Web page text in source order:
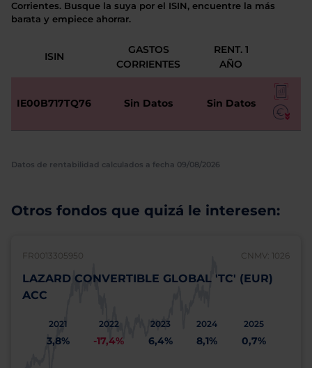
Corrientes. Busque la suya por el ISIN, encuentre la más
barata y empiece ahorrar.
ISIN
GASTOS
CORRIENTES
RENT. 1
AÑO
IE00B717TQ76 Sin Datos Sin Datos
Datos de rentabilidad calculados a fecha 09/08/2026
Otros fondos que quizá le interesen:
FR0013305950 CNMV: 1026
LAZARD CONVERTIBLE GLOBAL 'TC' (EUR)
ACC
2021
3,8%
2022
-17,4%
2023
6,4%
2024
8,1%
2025
0,7%